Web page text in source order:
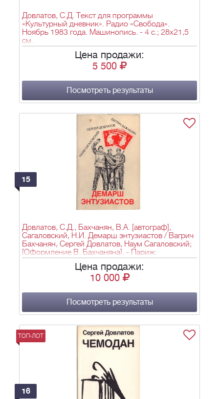
Довлатов, С.Д. Текст для программы
«Культурный дневник». Радио «Свобода».
Ноябрь 1983 года. Машинопись. - 4 с.; 28х21,5
см.
Цена продажи:
5 500
Посмотреть результаты
15
Довлатов, С.Д., Бахчанян, В.А. [автограф],
Сагаловский, Н.И. Демарш энтузиастов / Вагрич
Бахчанян, Сергей Довлатов, Наум Сагаловский;
[Оформление В. Бахчаняна]. - Париж:
"Синтаксис", 1985. - 160 с.; 17,5х11,7 см.
Цена продажи:
10 000
Посмотреть результаты
ТОП-ЛОТ
16